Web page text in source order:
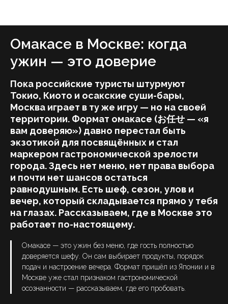
Омакасе в Москве: когда
ужин — это доверие
Пока российские туристы штурмуют
Токио, Киото и осакские суши-бары,
Москва играет в ту же игру — но на своей
территории. Формат омакасе (お任せ — «я
вам доверяю») давно перестал быть
экзотикой для посвящённых и стал
маркером гастрономической зрелости
города. Здесь нет меню, нет права выбора
и почти нет шансов остаться
равнодушным. Есть шеф, сезон, улов и
вечер, который складывается прямо у тебя
на глазах. Рассказываем, где в Москве это
работает по-настоящему.
Омакасе — это ужин без меню, где гость полностью
доверяется шефу. Он сам выбирает продукты, порядок
подач и настроение вечера. Формат пришёл из Японии и в
Москве уже стал признаком гастрономической
осознанности — рассказываем, где его пробовать.